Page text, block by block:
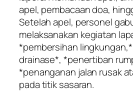
apel, pembacaan doa,
Setelah apel, personel
melaksanakan kegiatan
*pembersihan
drainase*, *penertiban
*penanganan jalan rusak
pada titik sasaran.